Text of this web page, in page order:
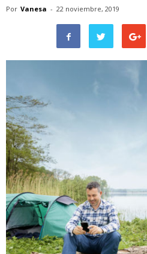
Por Vanesa - 22 noviembre, 2019